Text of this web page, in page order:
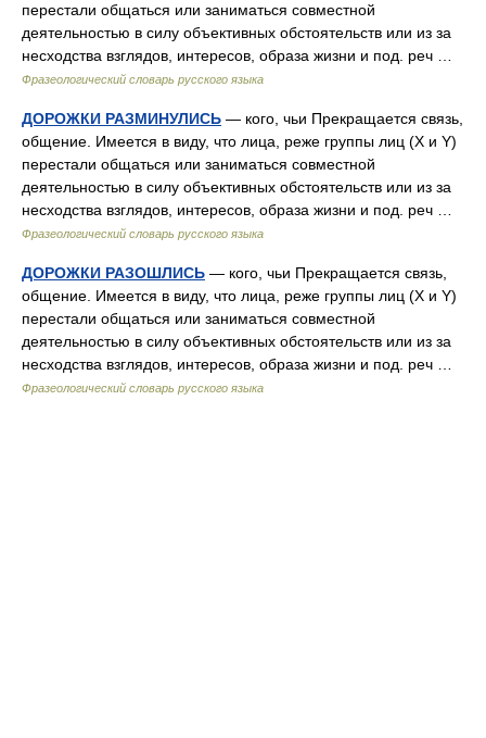
перестали общаться или заниматься совместной
деятельностью в силу объективных обстоятельств или из за
несходства взглядов, интересов, образа жизни и под. реч …
Фразеологический словарь русского языка
ДОРОЖКИ РАЗМИНУЛИСЬ — кого, чьи Прекращается связь,
общение. Имеется в виду, что лица, реже группы лиц (X и Y)
перестали общаться или заниматься совместной
деятельностью в силу объективных обстоятельств или из за
несходства взглядов, интересов, образа жизни и под. реч …
Фразеологический словарь русского языка
ДОРОЖКИ РАЗОШЛИСЬ — кого, чьи Прекращается связь,
общение. Имеется в виду, что лица, реже группы лиц (X и Y)
перестали общаться или заниматься совместной
деятельностью в силу объективных обстоятельств или из за
несходства взглядов, интересов, образа жизни и под. реч …
Фразеологический словарь русского языка